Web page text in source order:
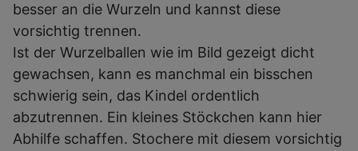
besser an die Wurzeln und kannst diese
vorsichtig trennen.
Ist der Wurzelballen wie im Bild gezeigt dicht
gewachsen, kann es manchmal ein bisschen
schwierig sein, das Kindel ordentlich
abzutrennen. Ein kleines Stöckchen kann hier
Abhilfe schaffen. Stochere mit diesem vorsichtig